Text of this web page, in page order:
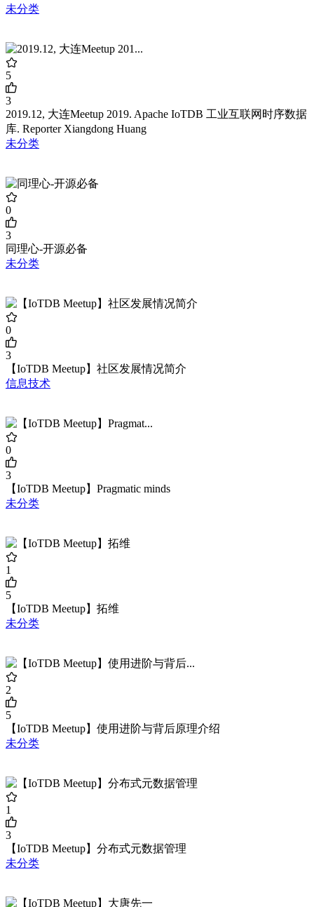
未分类
5
3
2019.12, 大连Meetup 2019. Apache IoTDB 工业互联网时序数据
库. Reporter Xiangdong Huang
未分类
0
3
同理心-开源必备
未分类
0
3
【IoTDB Meetup】社区发展情况简介
信息技术
0
3
【IoTDB Meetup】Pragmatic minds
未分类
1
5
【IoTDB Meetup】拓维
未分类
2
5
【IoTDB Meetup】使用进阶与背后原理介绍
未分类
1
3
【IoTDB Meetup】分布式元数据管理
未分类